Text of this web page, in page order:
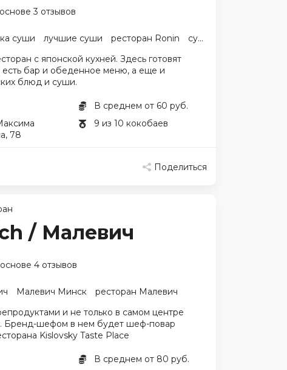
3 отзывов
суши лучшие суши ресторан Ronin суши Ронин
с японской кухней. Здесь готовят
есть бар и обеденное меню, а еще и
блюд и суши.
В среднем от 60 руб.
78
9 из 10 кокобаев
Поделиться
/ Малевич
4 отзывов
Малевич Минск
ресторан Малевич
и не только в самом центре
Бренд-шефом в нем будет шеф-повар
Kislovsky Taste Place
В среднем от 80 руб.